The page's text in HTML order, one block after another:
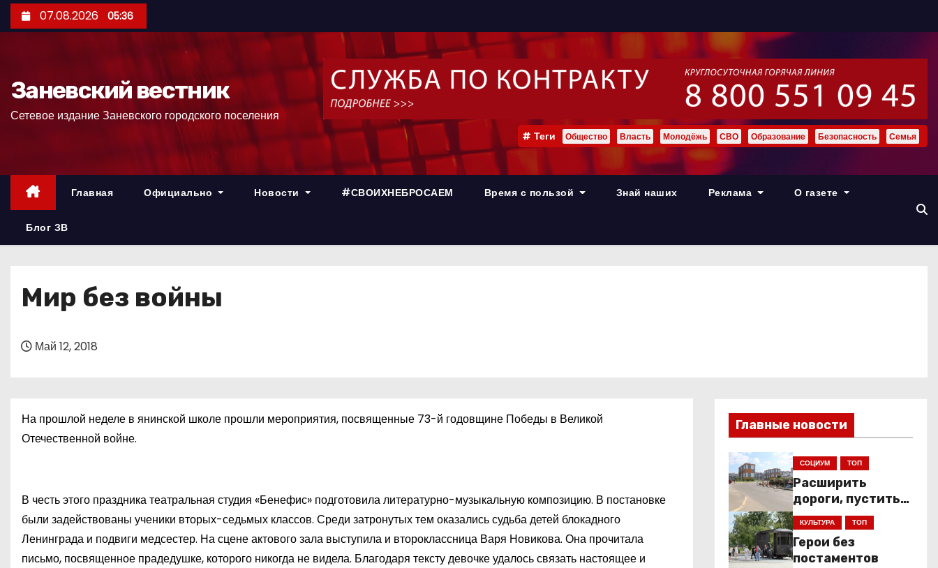
е
р
07.08.2026 05:36
Заневский вестник
Сетевое издание Заневского городского поселения
Теги Общество Власть Молодёжь СВО Образование Безопасность Семья
Главная Официально Новости #СВОИХНЕБРОСАЕМ Время с пользой Знай наших Реклама О газете
Блог ЗВ
Мир без войны
Май 12, 2018
На прошлой неделе в янинской школе прошли мероприятия, посвященные 73-й годовщине Победы в Великой
Отечественной войне.
В честь этого праздника театральная студия «Бенефис» подготовила литературно-музыкальную композицию. В постановке
были задействованы ученики вторых-седьмых классов. Среди затронутых тем оказались судьба детей блокадного
Ленинграда и подвиги медсестер. На сцене актового зала выступила и второклассница Варя Новикова. Она прочитала
письмо, посвященное прадедушке, которого никогда не видела. Благодаря тексту девочке удалось связать настоящее и
Главные новости
СОЦИУМ ТОП
Расширить
дороги, пустить
низкопольники
КУЛЬТУРА ТОП
Герои без
постаментов